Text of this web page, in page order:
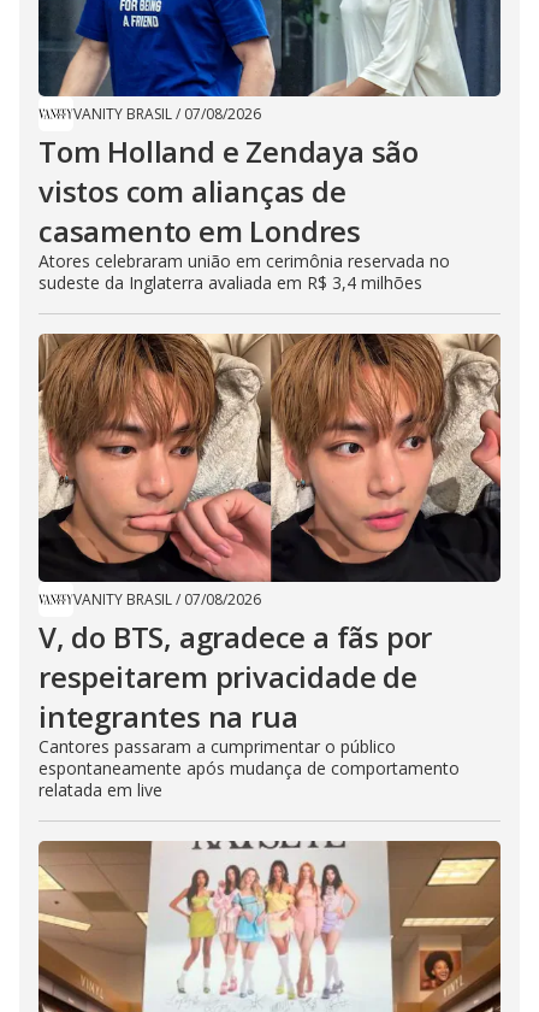
VANITY BRASIL/ 07/08/2026
Tom Holland e Zendaya são
vistos com alianças de
casamento em Londres
Atores celebraram união em cerimônia reservada no
sudeste da Inglaterra avaliada em R$ 3,4 milhões
VANITY BRASIL/ 07/08/2026
V, do BTS, agradece a fãs por
respeitarem privacidade de
integrantes na rua
Cantores passaram a cumprimentar o público
espontaneamente após mudança de comportamento
relatada em live